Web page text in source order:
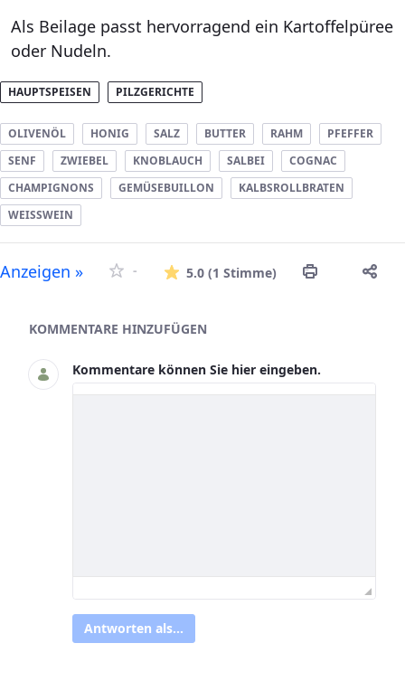
Als Beilage passt hervorragend ein Kartoffelpüree
oder Nudeln.
HAUPTSPEISEN PILZGERICHTE
OLIVENÖL HONIG SALZ BUTTER RAHM
PFEFFER
SENF
ZWIEBEL KNOBLAUCH SALBEI
COGNAC
CHAMPIGNONS
GEMÜSEBUILLON
KALBSROLLBRATEN
WEISSWEIN
Anzeigen » - 5.0 (1 Stimme) Die
Asset-Herausgeber
KOMMENTARE HINZUFÜGEN
Kommentare können Sie hier eingeben.
Antworten als...